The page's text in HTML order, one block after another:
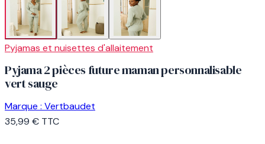
Pyjamas et nuisettes d'allaitement
Pyjama 2 pièces future maman personnalisable
vert sauge
Marque : Vertbaudet
35,99 € TTC